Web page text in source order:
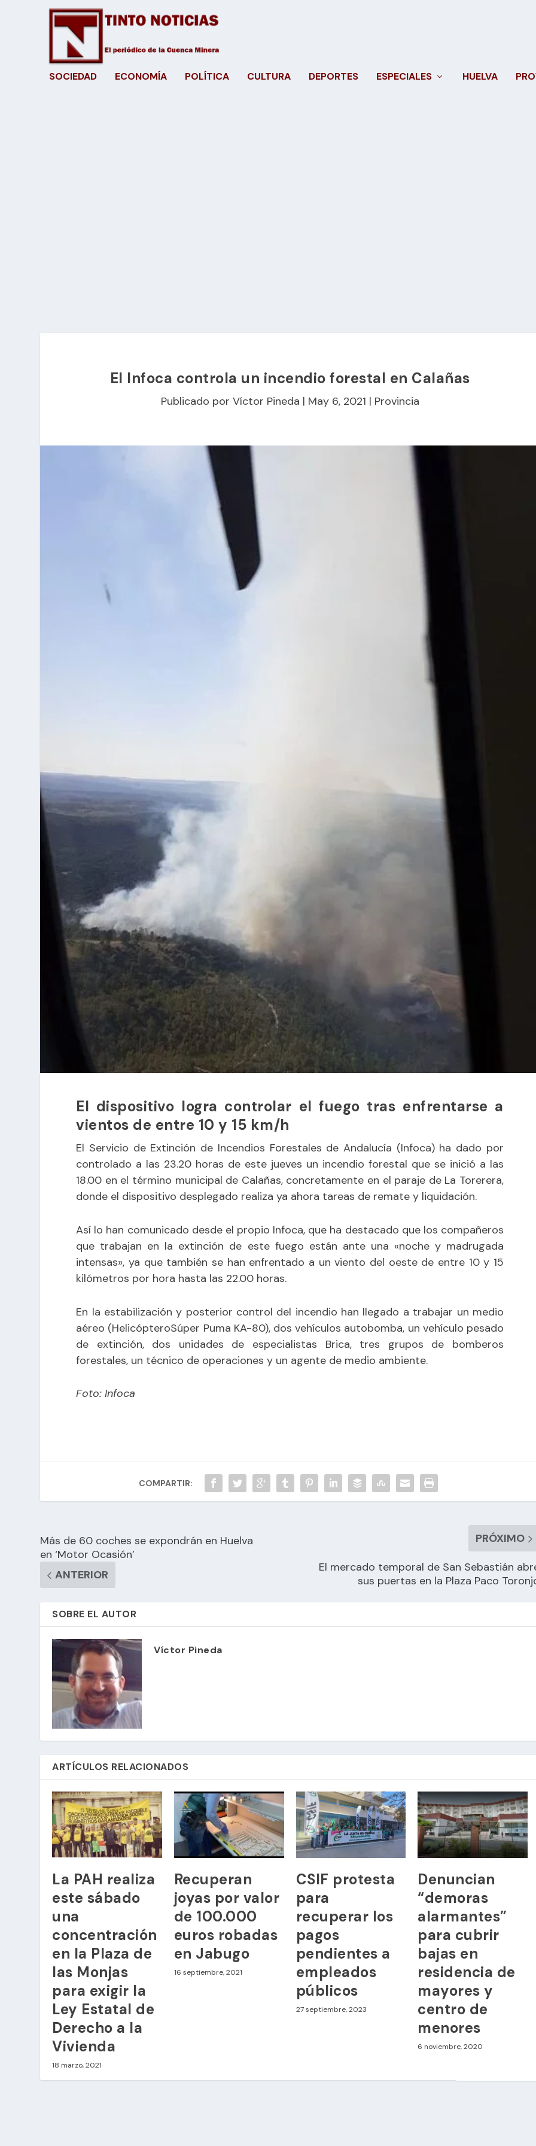
SOCIEDAD ECONOMÍA POLÍTICA CULTURA DEPORTES ESPECIALES HUELVA
El Infoca controla un incendio forestal en Calañas
Publicado por Víctor Pineda | May 6, 2021 | Provincia
El dispositivo logra controlar el fuego tras enfrentarse a
vientos de entre 10 y 15 km/h
El Servicio de Extinción de Incendios Forestales de Andalucía (Infoca) ha dado por
controlado a las 23.20 horas de este jueves un incendio forestal que se inició a las
18.00 en el término municipal de Calañas, concretamente en el paraje de La Torerera,
donde el dispositivo desplegado realiza ya ahora tareas de remate y liquidación.
Así lo han comunicado desde el propio Infoca, que ha destacado que los compañeros
que trabajan en la extinción de este fuego están ante una «noche y madrugada
intensas», ya que también se han enfrentado a un viento del oeste de entre 10 y 15
kilómetros por hora hasta las 22.00 horas.
En la estabilización y posterior control del incendio han llegado a trabajar un medio
aéreo (HelicópteroSúper Puma KA-80), dos vehículos autobomba, un vehículo pesado
de extinción, dos unidades de especialistas Brica, tres grupos de bomberos
forestales, un técnico de operaciones y un agente de medio ambiente.
Foto: Infoca
COMPARTIR:
Más de 60 coches se expondrán en Huelva
en ‘Motor Ocasión’
ANTERIOR
PRÓXIMO
El mercado temporal de San Sebastián
sus puertas en la Plaza Paco
SOBRE EL AUTOR
Víctor Pineda
ARTÍCULOS RELACIONADOS
La PAH realiza
este sábado
una
concentración
en la Plaza de
las Monjas
para exigir la
Ley Estatal de
Derecho a la
Vivienda
18 marzo, 2021
Recuperan
joyas por valor
de 100.000
euros robadas
en Jabugo
16 septiembre, 2021
CSIF protesta
para
recuperar los
pagos
pendientes a
empleados
públicos
27 septiembre, 2023
Denuncian
“demoras
alarmantes”
para cubrir
bajas en
residencia de
mayores y
centro de
menores
6 noviembre, 2020